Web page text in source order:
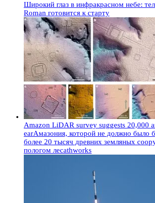
Широкий глаз в инфракрасном небе:
Roman готовится к старту
Amazon LiDAR survey suggests 20,000
earАмазония, которой не должно было
более 20 тысяч древних земляных
пологом лесаthworks